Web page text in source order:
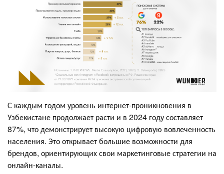
С каждым годом уровень интернет-проникновения в
Узбекистане продолжает расти и в 2024 году составляет
87%, что демонстрирует высокую цифровую вовлеченность
населения. Это открывает большие возможности для
брендов, ориентирующих свои маркетинговые стратегии на
онлайн-каналы.